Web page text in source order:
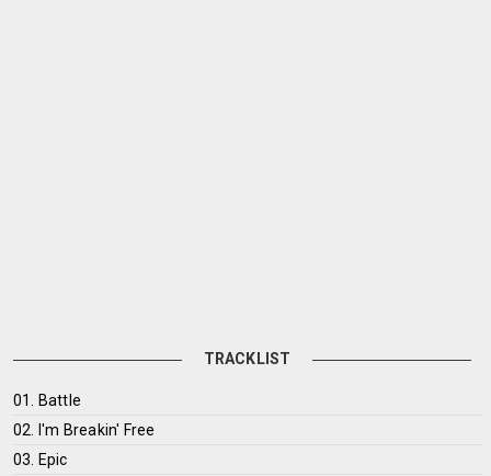
TRACKLIST
01. Battle
02. I'm Breakin' Free
03. Epic